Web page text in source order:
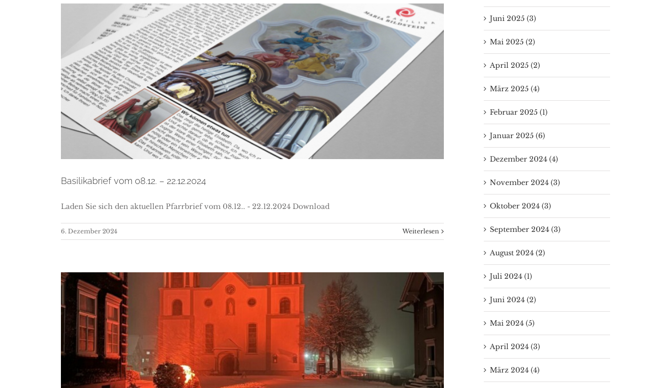
Basilikabrief vom 08.12. – 22.12.2024
Basilikabrief vom 08.12. – 22.12.2024
Laden Sie sich den aktuellen Pfarrbrief vom 08.12.. - 22.12.2024 Download
6. Dezember 2024 Weiterlesen
Red Wednesday am 20.11.2024
Juni 2025 (3)
Mai 2025 (2)
April 2025 (2)
März 2025 (4)
Februar 2025 (1)
Januar 2025 (6)
Dezember 2024 (4)
November 2024 (3)
Oktober 2024 (3)
September 2024 (3)
August 2024 (2)
Juli 2024 (1)
Juni 2024 (2)
Mai 2024 (5)
April 2024 (3)
März 2024 (4)